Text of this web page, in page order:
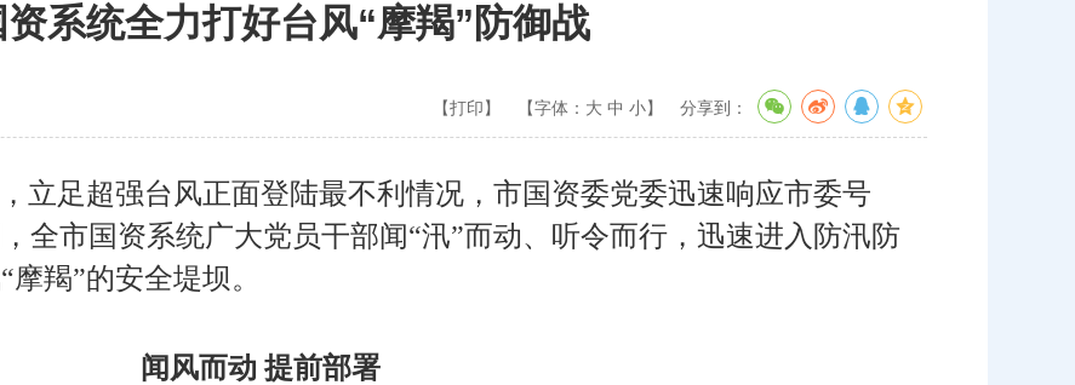
系统全力打好台风“摩羯”防御战
【打印】 【字体： 大 中 小】 分享到：
立足超强台风正面登陆最不利情况，市国资委党委迅速响应市委号
全市国资系统广大党员干部闻“汛”而动、听令而行，迅速进入防汛防
羯”的安全堤坝。
闻风而动 提前部署